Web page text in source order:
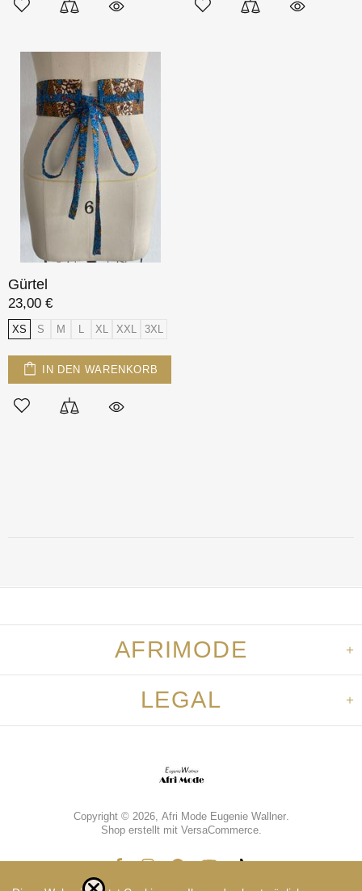
Gürtel
23,00 €
XS S M XL XXL 3XL
IN DEN WARENKORB
AFRIMODE
LEGAL
Copyright © 2026, Afri Mode Eugenie Wallner.
Shop erstellt mit VersaCommerce.